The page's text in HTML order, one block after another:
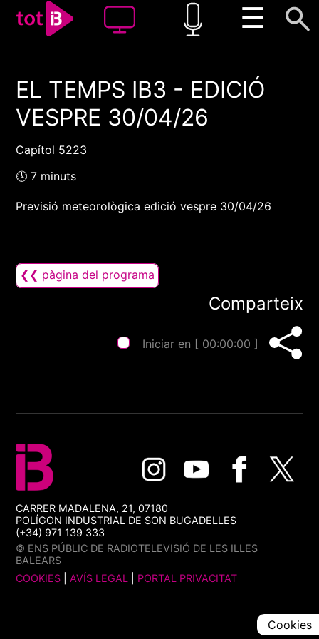
☰
00:00 00:00
1x
EL TEMPS IB3 - EDICIÓ
VESPRE 30/04/26
Capítol 5223
🕓 7 minuts
Previsió meteorològica edició vespre 30/04/26
❮❮ pàgina del programa
Comparteix
Iniciar en [ 00:00:00 ]
CARRER MADALENA, 21, 07180
POLÍGON INDUSTRIAL DE SON BUGADELLES
(+34) 971 139 333
© ENS PÚBLIC DE RADIOTELEVISIÓ DE LES ILLES
BALEARS
COOKIES |AVÍS LEGAL PORTAL PRIVACITAT
Cookies